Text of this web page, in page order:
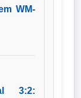
WM-
3:2: